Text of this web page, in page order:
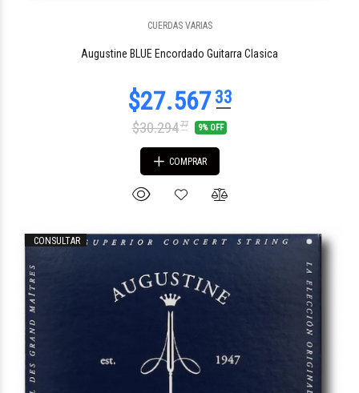
CUERDAS VARIAS
Augustine BLUE Encordado Guitarra Clasica
$30.29477 9% OFF
COMPRAR
CONSULTAR